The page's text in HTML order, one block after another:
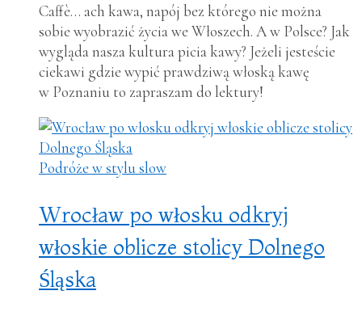
Caffè… ach kawa, napój bez którego nie można
sobie wyobrazić życia we Włoszech. A w Polsce? Jak
wygląda nasza kultura picia kawy? Jeżeli jesteście
ciekawi gdzie wypić prawdziwą włoską kawę
w Poznaniu to zapraszam do lektury!
Podróże w stylu slow
Wrocław po włosku odkryj
włoskie oblicze stolicy Dolnego
Śląska